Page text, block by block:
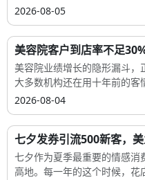
2026-08-05
美容院客户到店率不足
美容院业绩增长的隐形漏斗，
大多数机构还在用十年前的客
2026-08-04
七夕发券引流500新客，
七夕作为夏季最重要的情感
高地。每一年的这个时候，花